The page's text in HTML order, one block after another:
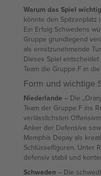
Warum das Spiel
könnte den Spitzenplatz
Ein Erfolg Schwedens
Gruppe grundlegend
als ernstzunehmende
Dieses Spiel
Team die Gruppe F in
Form und wichtige
Niederlande – Die
Team der Gruppe F ins
verlässlichsten
Anker der Defensive
Memphis Depay als
Schlüsselfiguren. Unter
defensiv stabil und
Schweden – Die